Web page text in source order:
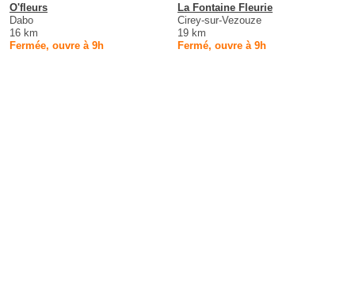
O'fleurs
Dabo
16 km
Fermée, ouvre à 9h
La Fontaine Fleurie
Cirey-sur-Vezouze
19 km
Fermé, ouvre à 9h